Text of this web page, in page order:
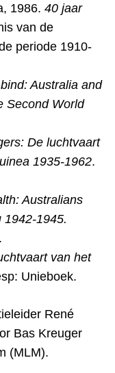
1986. 40 jaar
van de
periode 1910-
Australia and
Second World
De luchtvaart
1935-1962.
Australians
1942-1945.
van het
Unieboek.
René
Bas Kreuger
(MLM).